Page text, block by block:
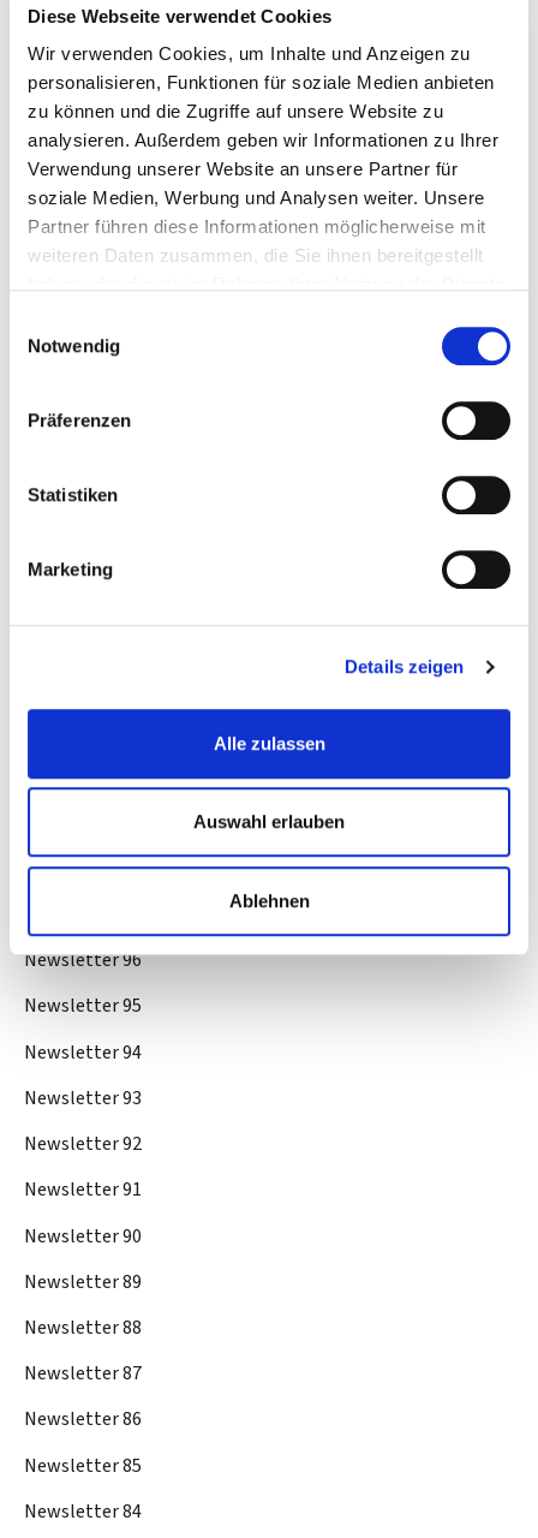
Diese Webseite verwendet Cookies
Wir verwenden Cookies, um Inhalte und Anzeigen zu
personalisieren, Funktionen für soziale Medien anbieten
zu können und die Zugriffe auf unsere Website zu
analysieren. Außerdem geben wir Informationen zu Ihrer
Verwendung unserer Website an unsere Partner für
soziale Medien, Werbung und Analysen weiter. Unsere
Partner führen diese Informationen möglicherweise mit
weiteren Daten zusammen, die Sie ihnen bereitgestellt
Notwendig
Präferenzen
Statistiken
Marketing
Details zeigen
Alle zulassen
Auswahl erlauben
Ablehnen
All rights reserved. No part of the newsletter may be
reproduced in any form without written permission from
the author.
Auch in dieser
Ausgabe:
Anspruch eines einzelnen Betriebsratsmitgliedes auf
Anspruch auf Teilnahme an der Arbeitszeiterfassung für
Newsletter 100
Newsletter 98
Newsletter 96
Newsletter 95
Newsletter 94
Newsletter 93
Newsletter 92
Newsletter 91
Newsletter 90
Newsletter 89
Newsletter 88
Newsletter 87
Newsletter 86
Newsletter 85
Newsletter 84